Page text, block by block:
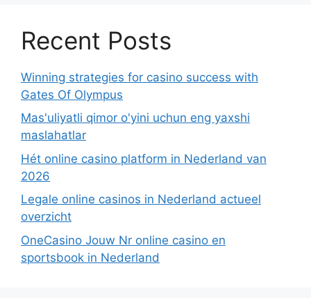
Recent Posts
Winning strategies for casino success with
Gates Of Olympus
Mas'uliyatli qimor o'yini uchun eng yaxshi
maslahatlar
Hét online casino platform in Nederland van
2026
Legale online casinos in Nederland actueel
overzicht
OneCasino Jouw Nr online casino en
sportsbook in Nederland